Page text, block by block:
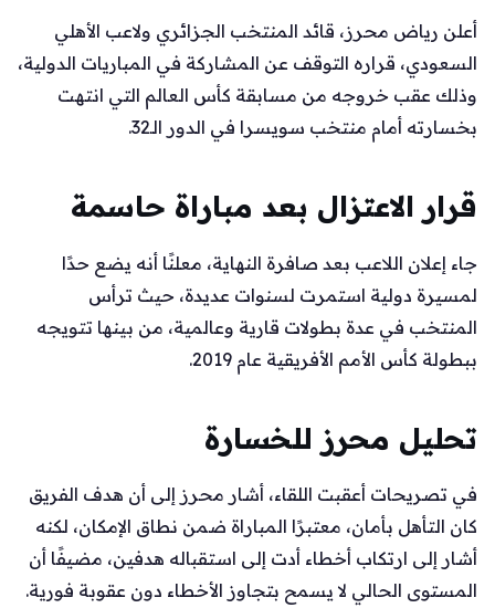
أعلن رياض محرز، قائد المنتخب الجزائري ولاعب الأهلي
السعودي، قراره التوقف عن المشاركة في المباريات الدولية،
وذلك عقب خروجه من مسابقة كأس العالم التي انتهت
بخسارته أمام منتخب سويسرا في الدور الـ32.
قرار الاعتزال بعد مباراة حاسمة
جاء إعلان اللاعب بعد صافرة النهاية، معلنًا أنه يضع حدًا
لمسيرة دولية استمرت لسنوات عديدة، حيث ترأس
المنتخب في عدة بطولات قارية وعالمية، من بينها تتويجه
ببطولة كأس الأمم الأفريقية عام 2019.
تحليل محرز للخسارة
في تصريحات أعقبت اللقاء، أشار محرز إلى أن هدف الفريق
كان التأهل بأمان، معتبرًا المباراة ضمن نطاق الإمكان، لكنه
أشار إلى ارتكاب أخطاء أدت إلى استقباله هدفين، مضيفًا أن
المستوى الحالي لا يسمح بتجاوز الأخطاء دون عقوبة فورية.